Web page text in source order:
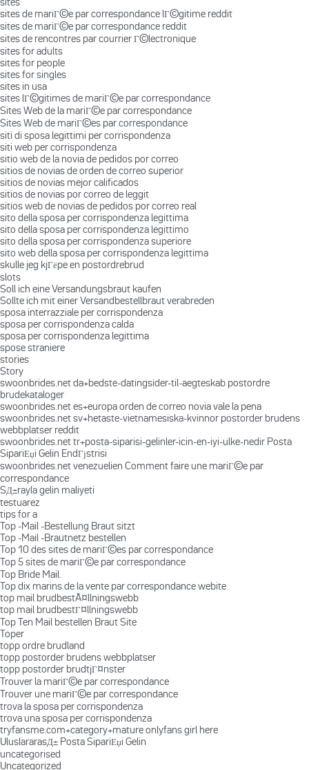
sites de mariГ©e par correspondance lГ©gitime reddit
sites de mariГ©e par correspondance reddit
sites de rencontres par courrier Г©lectronique
sites for adults
sites for people
sites for singles
sites in usa
sites lГ©gitimes de mariГ©e par correspondance
Sites Web de la mariГ©e par correspondance
Sites Web de mariГ©es par correspondance
siti di sposa legittimi per corrispondenza
siti web per corrispondenza
sitio web de la novia de pedidos por correo
sitios de novias de orden de correo superior
sitios de novias mejor calificados
sitios de novias por correo de leggit
sitios web de novias de pedidos por correo real
sito della sposa per corrispondenza legittima
sito della sposa per corrispondenza legittimo
sito della sposa per corrispondenza superiore
sito web della sposa per corrispondenza legittima
skulle jeg kjГёpe en postordrebrud
slots
Soll ich eine Versandungsbraut kaufen
Sollte ich mit einer Versandbestellbraut verabreden
sposa interrazziale per corrispondenza
sposa per corrispondenza calda
sposa per corrispondenza legittima
spose straniere
stories
Story
swoonbrides.net da+bedste-datingsider-til-aegteskab postordre
brudekataloger
swoonbrides.net es+europa orden de correo novia vale la pena
swoonbrides.net sv+hetaste-vietnamesiska-kvinnor postorder brudens
webbplatser reddit
swoonbrides.net tr+posta-siparisi-gelinler-icin-en-iyi-ulke-nedir Posta
SipariЕџi Gelin EndГјstrisi
swoonbrides.net venezuelien Comment faire une mariГ©e par
correspondance
SД±rayla gelin maliyeti
testuarez
tips for a
Top -Mail -Bestellung Braut sitzt
Top -Mail -Brautnetz bestellen
Top 10 des sites de mariГ©es par correspondance
Top 5 sites de mariГ©e par correspondance
Top Bride Mail.
Top dix marins de la vente par correspondance webite
top mail brudbestÃ¤llningswebb
top mail brudbestГ¤llningswebb
Top Ten Mail bestellen Braut Site
Toper
topp ordre brudland
topp postorder brudens webbplatser
topp postorder brudtjГ¤nster
Trouver la mariГ©e par correspondance
Trouver une mariГ©e par correspondance
trova la sposa per corrispondenza
trova una sposa per corrispondenza
tryfansme.com+category+mature onlyfans girl here
UluslararasД± Posta SipariЕџi Gelin
uncategorised
Uncategorized